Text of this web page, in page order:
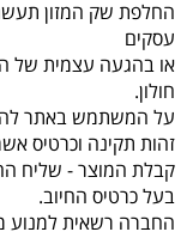
עסקים
חולון.
על המשתמש באתר להיות מעל
זהות תקינה וכרטיס
קבלת המוצר - שליח
בעל כרטיס החיוב.
החברה רשאית למנוע